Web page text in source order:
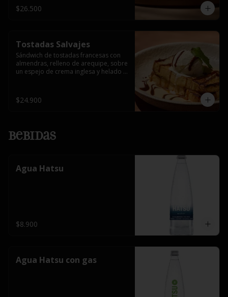
$26.500
Tostadas Salvajes
Sándwich de tostadas francesas con
almendras, relleno de arequipe, sobre
un espejo de crema inglesa y helado
$24.900
Bebidas
Agua Hatsu
$8.900
Agua Hatsu con gas